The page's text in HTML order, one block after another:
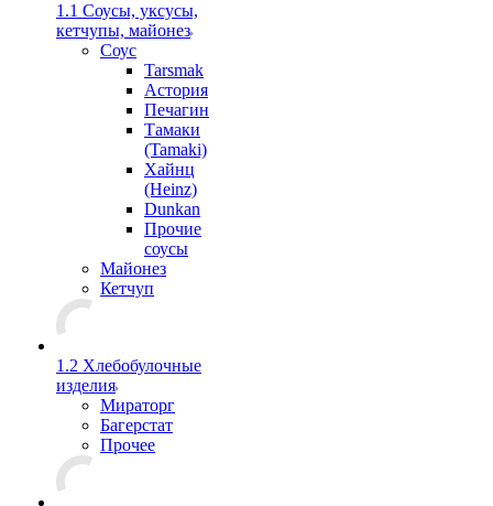
1.1 Соусы, уксусы,
кетчупы, майонез
Соус
Tarsmak
Астория
Печагин
Тамаки
(Tamaki)
Хайнц
(Heinz)
Dunkan
Прочие
соусы
Майонез
Кетчуп
1.2 Хлебобулочные
изделия
Мираторг
Багерстат
Прочее